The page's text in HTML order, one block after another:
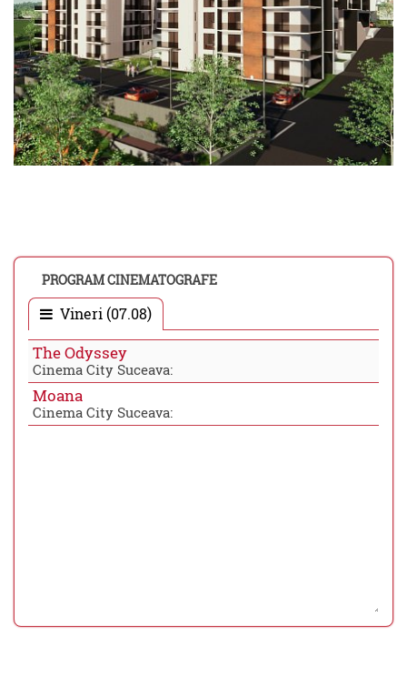
PROGRAM CINEMATOGRAFE
Vineri (07.08)
The Odyssey
Cinema City Suceava:
Moana
Cinema City Suceava: